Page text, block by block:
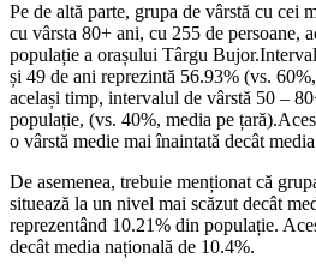
Pe de altă parte, grupa de vârstă cu cei
cu vârsta 80+ ani, cu 255 de persoane,
populație a orașului Târgu
și 49 de ani reprezintă 56.93% (vs.
același timp, intervalul de vârstă 50 –
populație, (vs. 40%, media pe
o vârstă medie mai înaintată decât
De asemenea, trebuie menționat că
situează la un nivel mai scăzut decât
reprezentând 10.21% din populație.
decât media națională de 10.4%.